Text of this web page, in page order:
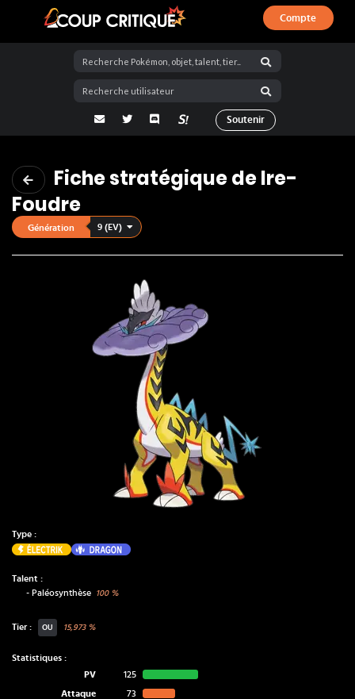
Coup Critique
Compte
adresse email
Twitter Discord La Salty Room sur Pokémon
Soutenir
Fiche stratégique de Ire-
Foudre
Génération 9 (EV)
Type :
Électrik
Dragon
Talent :
- Paléosynthèse 100%
Tier : OU 15,973%
Statistiques :
PV
125
Attaque
73